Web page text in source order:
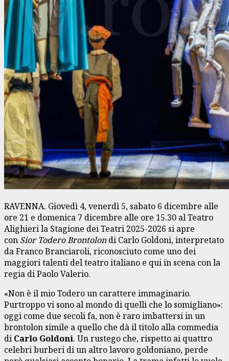
RAVENNA. Giovedì 4, venerdì 5, sabato 6 dicembre alle
ore 21 e domenica 7 dicembre alle ore 15.30 al Teatro
Alighieri la Stagione dei Teatri 2025-2026 si apre
con Sior Todero Brontolondi Carlo Goldoni, interpretato
da Franco Branciaroli, riconosciuto come uno dei
maggiori talenti del teatro italiano e qui in scena con la
regia di Paolo Valerio.
«Non è il mio Todero un carattere immaginario.
Purtroppo vi sono al mondo di quelli che lo somigliano»:
oggi come due secoli fa, non è raro imbattersi in un
brontolon simile a quello che dà il titolo alla commedia
di Carlo Goldoni. Un rustego che, rispetto ai quattro
celebri burberi di un altro lavoro goldoniano, perde